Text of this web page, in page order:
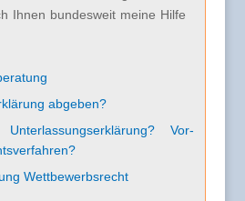
Ihnen bundesweit meine Hilfe
abgeben?
Vor-
Wettbewerbsrecht